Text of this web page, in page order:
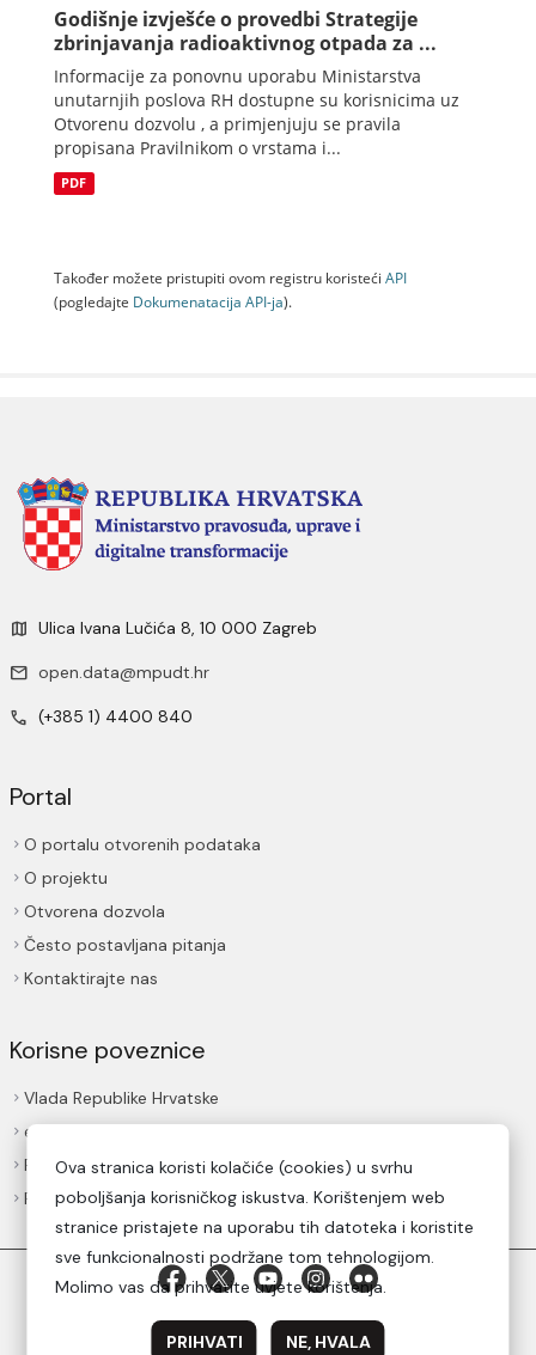
Godišnje izvješće o provedbi Strategije
zbrinjavanja radioaktivnog otpada za ...
Informacije za ponovnu uporabu Ministarstva
unutarnjih poslova RH dostupne su korisnicima uz
Otvorenu dozvolu , a primjenjuju se pravila
propisana Pravilnikom o vrstama i...
PDF
Također možete pristupiti ovom registru koristeći API
(pogledajte Dokumenаtаcijа API-jа).